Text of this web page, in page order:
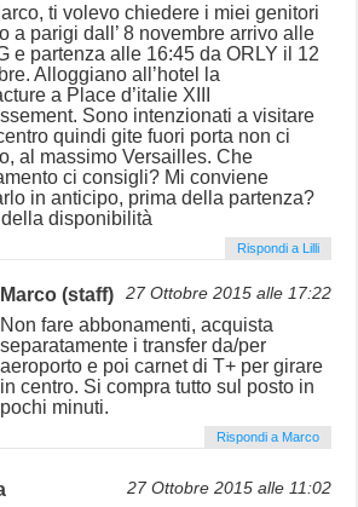
ti volevo chiedere i miei genitori
a parigi dall’ 8 novembre arrivo alle
e partenza alle 16:45 da ORLY il 12
Alloggiano all’hotel la
a Place d’italie XIII
Sono intenzionati a visitare
quindi gite fuori porta non ci
al massimo Versailles. Che
ci consigli? Mi conviene
in anticipo, prima della partenza?
disponibilità
Rispondi a Lilli
Marco (staff) 27 Ottobre 2015 alle 17:22
Non fare abbonamenti, acquista
separatamente i transfer da/per
aeroporto e poi carnet di T+ per girare
in centro. Si compra tutto sul posto in
pochi minuti.
Rispondi a Marco
27 Ottobre 2015 alle 11:02